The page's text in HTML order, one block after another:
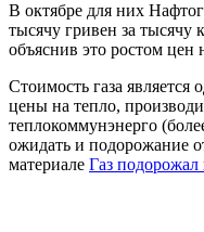
В октябре для них
тысячу гривен за тысячу
объяснив это ростом
Стоимость газа
цены на тепло,
теплокоммунэнерго
ожидать и подорожание
материале Газ